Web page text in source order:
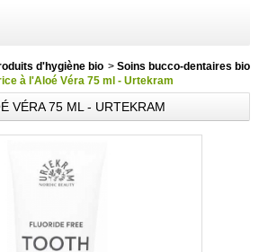
d'hygiène bio > Soins bucco-dentaires bio
à l'Aloé Véra 75 ml - Urtekram
VÉRA 75 ML - URTEKRAM